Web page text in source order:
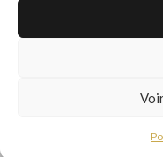
© 2026 – All Right